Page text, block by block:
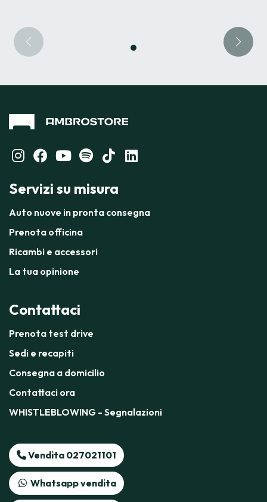
Servizi su misura
Auto nuove in pronta consegna
Prenota officina
Ricambi e accessori
La tua opinione
Contattaci
Prenota test drive
Sedi e recapiti
Consegna a domicilio
Contattaci ora
WHISTLEBLOWING - Segnalazioni
Vendita 027021101
Whatsapp vendita